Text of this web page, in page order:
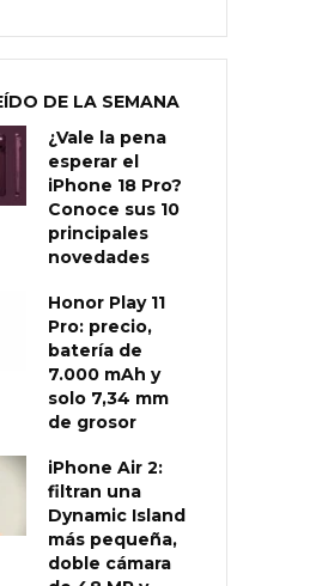
DE LA SEMANA
¿Vale la pena
esperar el
iPhone 18 Pro?
Conoce sus 10
principales
novedades
Honor Play 11
Pro: precio,
batería de
7.000 mAh y
solo 7,34 mm
de grosor
iPhone Air 2:
filtran una
Dynamic Island
más pequeña,
doble cámara